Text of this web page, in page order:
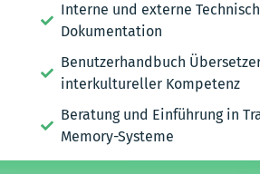
Interne und externe
Dokumentation
Benutzerhandbuch
interkultureller Kompetenz
Beratung und Einführung in
Memory-Systeme